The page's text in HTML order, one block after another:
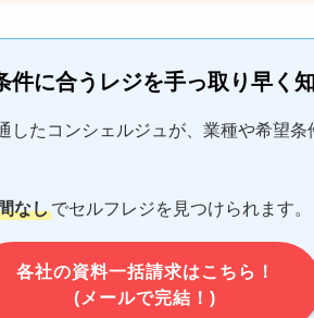
件に合うレジを手っ取り早く
したコンシェルジュが、業種や希望
なしでセルフレジを見つけられます
各社の資料一括請求はこちら！
(メールで完結！)